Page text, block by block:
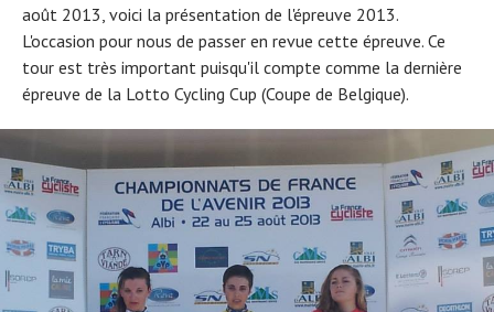
août 2013, voici la présentation de l'épreuve 2013.
L'occasion pour nous de passer en revue cette épreuve. Ce
tour est très important puisqu'il compte comme la dernière
épreuve de la Lotto Cycling Cup (Coupe de Belgique).